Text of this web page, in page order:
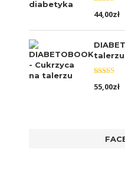
Oceniono
5.00na 5
44,00zł
talerzu
Oceniono
5.00na 5
55,00zł